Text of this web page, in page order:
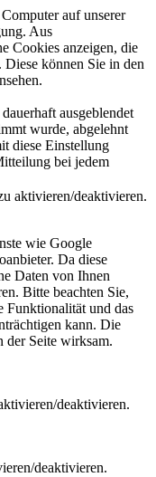
auf unserer
Aus
Cookies anzeigen, die
können Sie in den
ausgeblendet
wurde, abgelehnt
diese Einstellung
bei jedem
aktivieren/deaktivieren.
wie Google
Da diese
Daten von Ihnen
Bitte beachten Sie,
Funktionalität und das
kann. Die
der Seite wirksam.
deaktivieren.
deaktivieren.